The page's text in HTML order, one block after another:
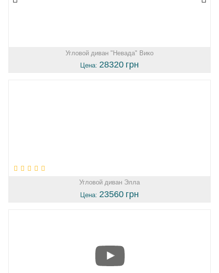
Угловой диван "Невада" Вико
Цена: 28320 грн
Угловой диван Элла
Цена: 23560 грн